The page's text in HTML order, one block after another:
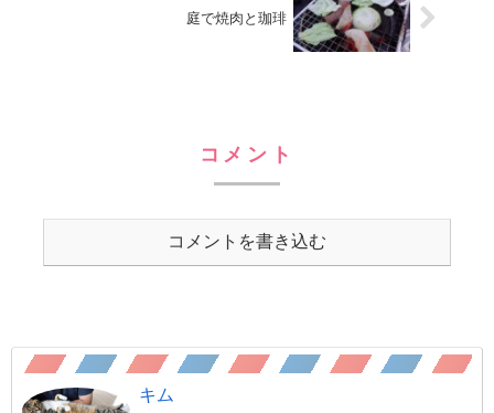
庭で焼肉と珈琲
コメント
コメントを書き込む
キム